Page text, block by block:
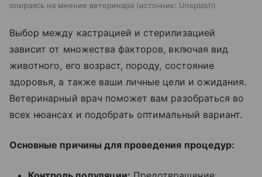
опираясь на мнение ветеринара
источник: Unsplash
Выбор между кастрацией и стерилизацией
зависит от множества факторов, включая вид
животного, его возраст, породу, состояние
здоровья, а также ваши личные цели и ожидания.
Ветеринарный врач поможет вам разобраться во
всех нюансах и подобрать оптимальный вариант.
Основные причины для проведения процедур: